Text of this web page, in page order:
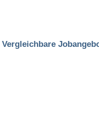
Vergleichbare